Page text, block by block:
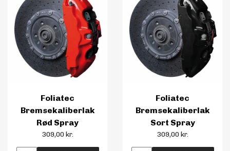
Transport Udstyr
Foliatec
Bremsekaliberlak
Rød Spray
309,00 kr.
Foliatec
Bremsekaliberlak
Sort Spray
309,00 kr.